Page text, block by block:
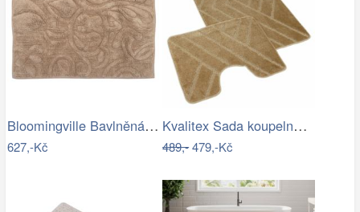
Bloomingville Bavlněná koupelnová…
627,-Kč
Kvalitex Sada koupelnových předložek…
489,-479,-Kč